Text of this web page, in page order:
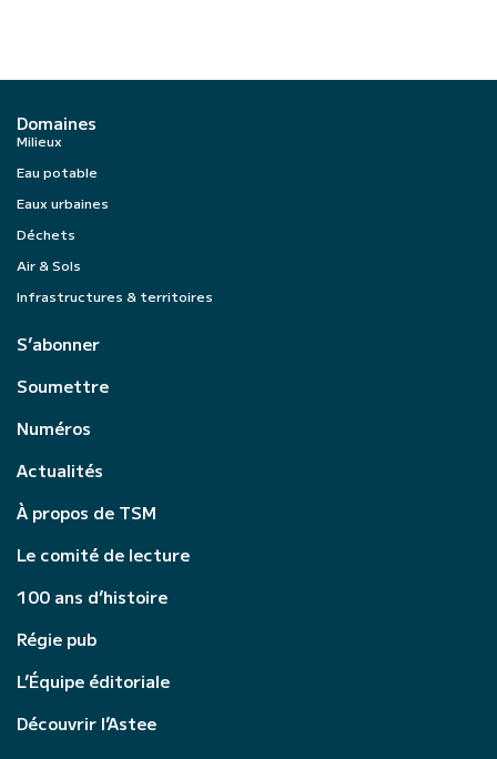
Domaines
Milieux
Eau potable
Eaux urbaines
Déchets
Air & Sols
Infrastructures & territoires
S’abonner
Soumettre
Numéros
Actualités
À propos de TSM
Le comité de lecture
100 ans d’histoire
Régie pub
L’Équipe éditoriale
Découvrir l’Astee